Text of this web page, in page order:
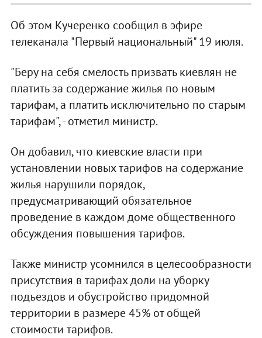
Об этом Кучеренко сообщил в эфире
телеканала "Первый национальный" 19 июля.
"Беру на себя смелость призвать киевлян не
платить за содержание жилья по новым
тарифам, а платить исключительно по старым
тарифам", - отметил министр.
Он добавил, что киевские власти при
установлении новых тарифов на содержание
жилья нарушили порядок,
предусматривающий обязательное
проведение в каждом доме общественного
обсуждения повышения тарифов.
Также министр усомнился в целесообразности
присутствия в тарифах доли на уборку
подъездов и обустройство придомной
территории в размере 45% от общей
стоимости тарифов.